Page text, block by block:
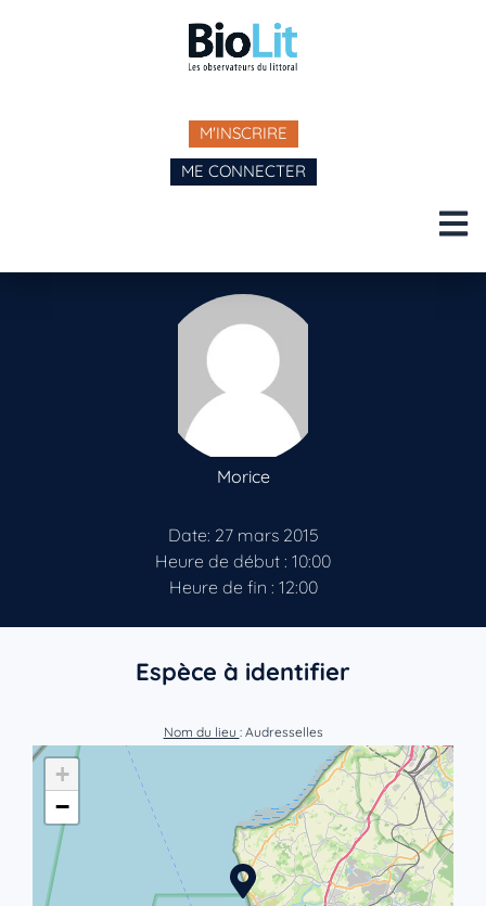
M'INSCRIRE
ME CONNECTER
Morice
Date: 27 mars 2015
Heure de début : 10:00
Heure de fin : 12:00
Espèce à identifier
Nom du lieu : Audresselles
+
−